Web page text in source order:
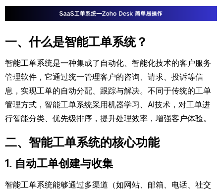
一、什么是智能工单系统？
智能工单系统是一种集成了自动化、智能化技术的客户服务
管理软件，它通过统一管理客户的咨询、请求、投诉等信
息，实现工单的自动分配、跟踪与解决。不同于传统的工单
管理方式，智能工单系统采用机器学习、AI技术，对工单进
行智能分类、优先级排序，提升处理效率，增强客户体验。
二、智能工单系统的核心功能
1. 自动工单创建与收集
智能工单系统能够通过多渠道（如网站、邮箱、电话、社交